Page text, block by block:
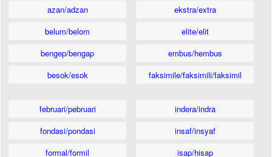
azan/adzan
belum/belom
bengep/bengap
besok/esok
ekstra/extra
elite/elit
embus/hembus
faksimile/faksimili/faksimil
februari/pebruari
fondasi/pondasi
formal/formil
indera/indra
insaf/insyaf
isap/hisap